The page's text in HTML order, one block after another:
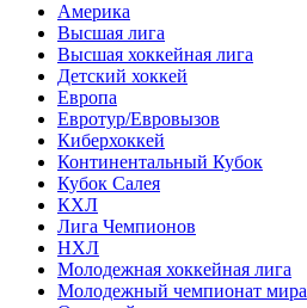
Америка
Высшая лига
Высшая хоккейная лига
Детский хоккей
Европа
Евротур/Евровызов
Киберхоккей
Континентальный Кубок
Кубок Салея
КХЛ
Лига Чемпионов
НХЛ
Молодежная хоккейная лига
Молодежный чемпионат мира